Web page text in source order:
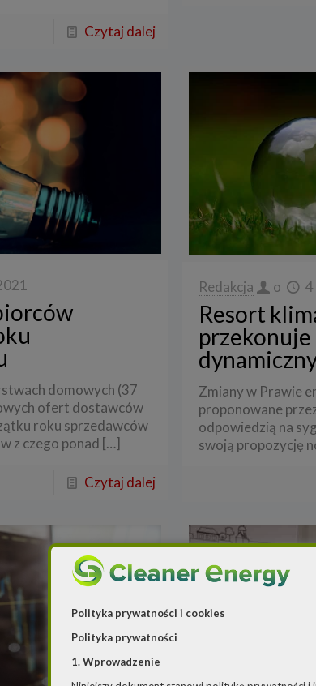
Czytaj dalej
domowych (37
ofert dostawców
roku sprzedawców
z czego ponad […]
Czytaj dalej
Redakcja o 4
Resort
przekonuje
Zmiany w Prawie
proponowane
odpowiedzią na
swoją propozycję
Polityka prywatności i cookies
Polityka prywatności
1. Wprowadzenie